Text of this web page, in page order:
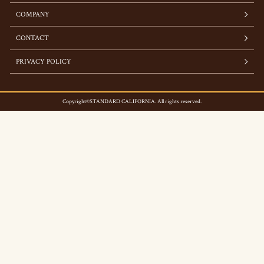
COMPANY
CONTACT
PRIVACY POLICY
Copyright©STANDARD CALIFORNIA. All rights reserved.